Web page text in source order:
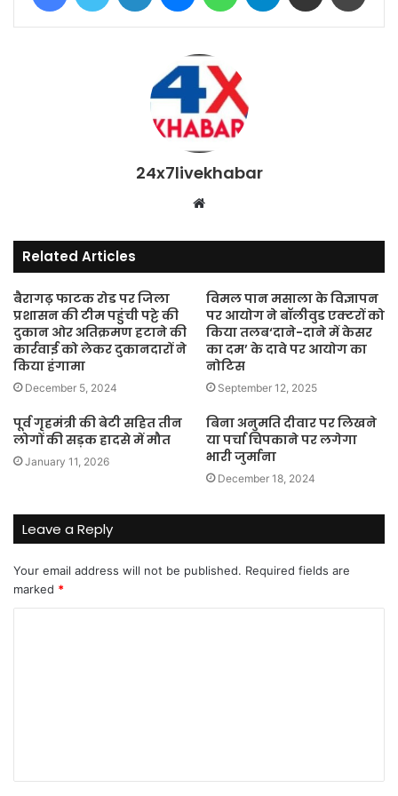
24x7livekhabar
Website
Related Articles
बैरागढ़ फाटक रोड पर जिला
प्रशासन की टीम पहुंची पट्टे की
दुकान ओर अतिक्रमण हटाने की
कार्रवाई को लेकर दुकानदारों ने
किया हंगामा
December 5, 2024
विमल पान मसाला के विज्ञापन
पर आयोग ने बॉलीवुड एक्टरों को
किया तलब‘दाने-दाने में केसर
का दम’ के दावे पर आयोग का
नोटिस
September 12, 2025
पूर्व गृहमंत्री की बेटी सहित तीन
लोगों की सड़क हादसे में मौत
January 11, 2026
बिना अनुमति दीवार पर लिखने
या पर्चा चिपकाने पर लगेगा
भारी जुर्माना
December 18, 2024
Leave a Reply
Your email address will not be published. Required fields are
marked *
t